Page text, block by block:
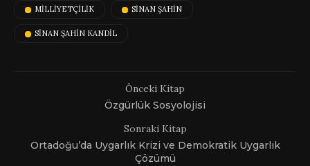
değerlerini yani farklılıklarını milliyetçilikten ayırmak
MİLLİYETÇİLİK SINAN ŞAHIN
SINAN ŞAHIN KANDIL
Önceki Kitap
Özgürlük Sosyolojisi
Sonraki Kitap
Ortadoğu’da Uygarlık Krizi ve Demokratik Uygarlık
Çözümü